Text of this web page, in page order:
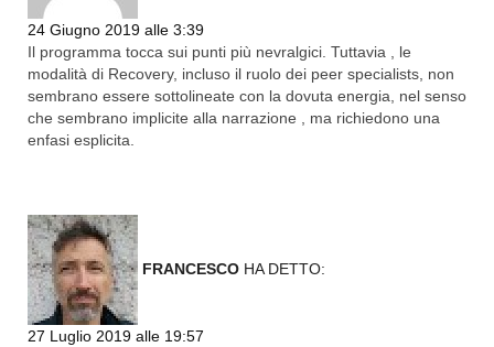
24 Giugno 2019 alle 3:39
Il programma tocca sui punti più nevralgici. Tuttavia , le
modalità di Recovery, incluso il ruolo dei peer specialists, non
sembrano essere sottolineate con la dovuta energia, nel senso
che sembrano implicite alla narrazione , ma richiedono una
enfasi esplicita.
FRANCESCO HA DETTO:
27 Luglio 2019 alle 19:57